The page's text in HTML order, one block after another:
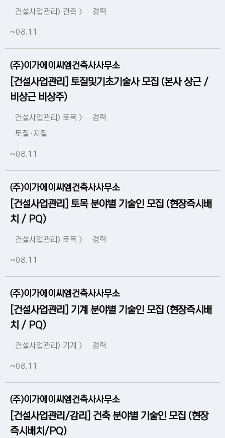
건설사업관리> 건축 > 경력
~08.11
(주)이가에이씨엠건축사사무소
[건설사업관리] 토질및기초기술사 모집 (본사 상근 /
비상근 비상주)
건설사업관리> 토목 >
토질·지질
경력
~08.11
(주)이가에이씨엠건축사사무소
[건설사업관리] 토목 분야별 기술인 모집 (현장즉시배
치 / PQ)
건설사업관리> 토목 > 경력
~08.11
(주)이가에이씨엠건축사사무소
[건설사업관리] 기계 분야별 기술인 모집 (현장즉시배
치 / PQ)
건설사업관리> 기계 > 경력
~08.11
(주)이가에이씨엠건축사사무소
[건설사업관리/감리] 건축 분야별 기술인 모집 (현장
즉시배치/PQ)